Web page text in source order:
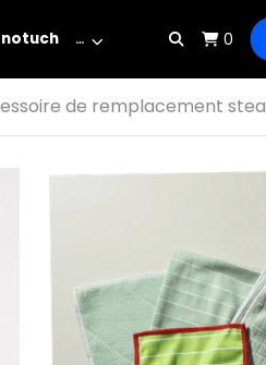
… 0
de remplacement